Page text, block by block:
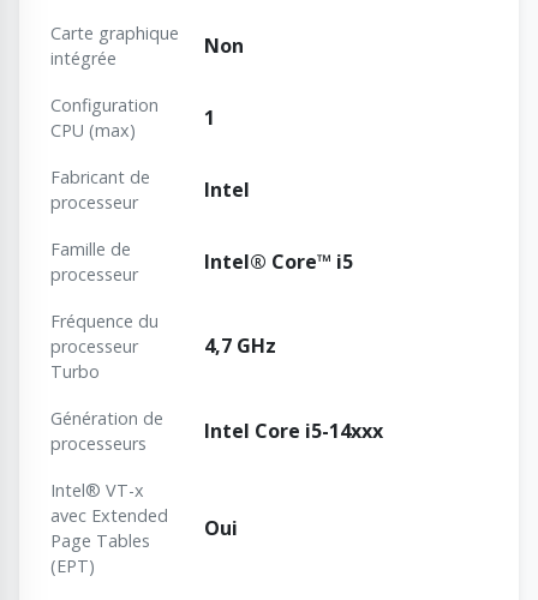
Carte graphique
intégrée
Non
Configuration
CPU (max)
1
Fabricant de
processeur
Intel
Famille de
processeur
Intel® Core™ i5
Fréquence du
processeur
Turbo
4,7 GHz
Génération de
processeurs
Intel Core i5-14xxx
Intel® VT-x
avec Extended
Page Tables
(EPT)
Oui